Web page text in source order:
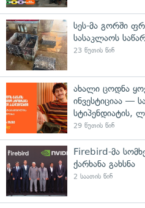
სეს-მა გორში
სასაკლაოს
23 წუთის წინ
ახალი ცოდნა
ინვესტიციაა —
სტიპენდიატის,
29 წუთის წინ
Firebird-მა
ქარხანა გახსნა
2 საათის წინ